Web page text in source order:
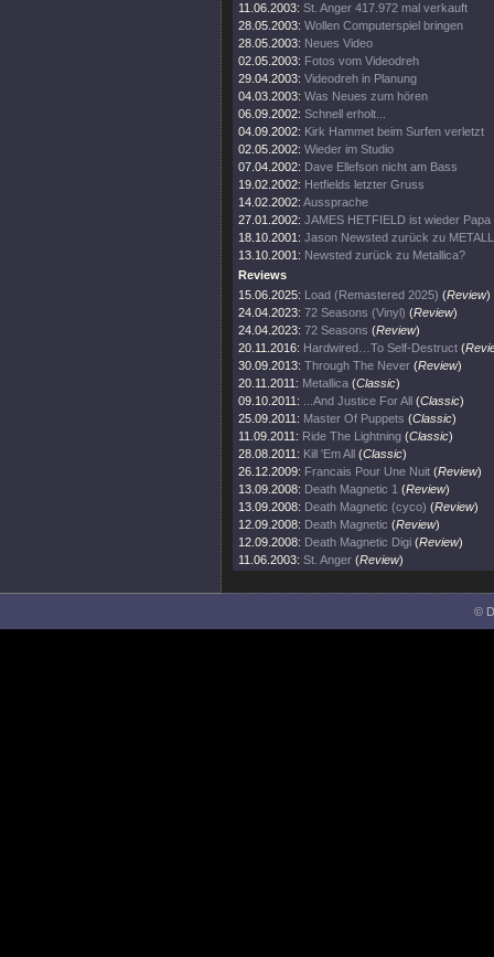
11.06.2003: St. Anger 417.972 mal verkauft
28.05.2003: Wollen Computerspiel bringen
28.05.2003: Neues Video
02.05.2003: Fotos vom Videodreh
29.04.2003: Videodreh in Planung
04.03.2003: Was Neues zum hören
06.09.2002: Schnell erholt...
04.09.2002: Kirk Hammet beim Surfen verletzt
02.05.2002: Wieder im Studio
07.04.2002: Dave Ellefson nicht am Bass
19.02.2002: Hetfields letzter Gruss
14.02.2002: Aussprache
27.01.2002: JAMES HETFIELD ist wieder Papa
18.10.2001: Jason Newsted zurück zu
13.10.2001: Newsted zurück zu Metallica?
Reviews
15.06.2025: Load (Remastered 2025) (Review)
24.04.2023: 72 Seasons (Vinyl) (Review)
24.04.2023: 72 Seasons (Review)
20.11.2016: Hardwired…To Self-Destruct (
30.09.2013: Through The Never (Review)
20.11.2011: Metallica (Classic)
09.10.2011:
...And Justice For All (Classic)
25.09.2011: Master Of Puppets (Classic)
11.09.2011: Ride The Lightning (Classic)
28.08.2011: Kill 'Em All (Classic)
26.12.2009: Francais Pour Une Nuit (Review)
13.09.2008: Death Magnetic 1 (Review)
13.09.2008: Death Magnetic (cyco) (Review)
12.09.2008: Death Magnetic (Review)
12.09.2008: Death Magnetic Digi (Review)
11.06.2003: St. Anger (Review)
©